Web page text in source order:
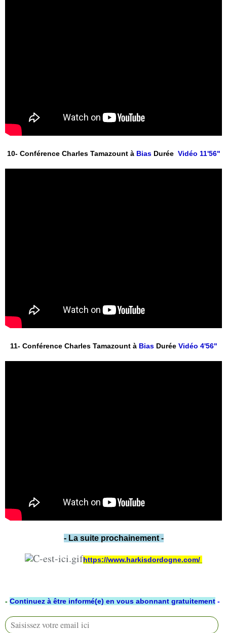
10- Conférence Charles Tamazount à Bias Durée Vidéo 11'56"
11- Conférence Charles Tamazount à Bias Durée Vidéo 4'56"
- La suite prochainement -
https://www.harkisdordogne.com/
- Continuez à être informé(e) en vous abonnant gratuitement -